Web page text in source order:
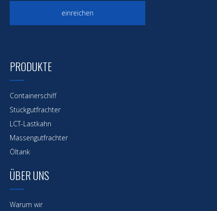
einreichen
PRODUKTE
Containerschiff
Stückgutfrachter
LCT-Lastkahn
Massengutfrachter
Öltank
ÜBER UNS
Warum wir